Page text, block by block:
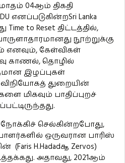
04ஆம் திகதி
எனப்படுகின்றSri Lanka
Time to Reset திட்டத்தில்,
நூற்றுக்கு
எனவும், கேள்விகள்
காணல், தொழில்
இழப்புகள்
துறையின்
மிகவும் பாதிப்புறச்
செல்கின்றபோது,
ஒருவரான பாரிஸ்
H.Hadad௲ Zervos)
அதாவது, 2021ஆம்